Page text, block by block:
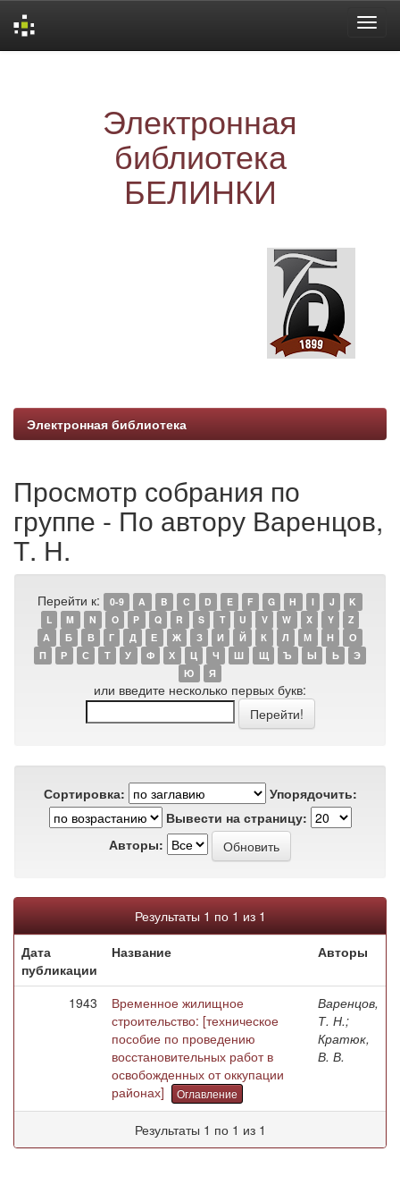
Электронная
библиотека
БЕЛИНКИ
Электронная библиотека
Просмотр собрания по
группе - По автору Варенцов,
Т. Н.
Перейти к: 0-9 A B C D E F G H I J
K
L
M N O P Q R S T U V W X Y
Z
А
Б В Г Д Е Ж З И Й К Л М Н
О
П
Р С Т У Ф Х Ц Ч Ш Щ Ъ Ы Ь
Э
Ю
Я
или введите несколько первых букв:
Сортировка:
Упорядочить:
Вывести на страницу:
Авторы:
Результаты 1 по 1 из 1
Дата
публикации
Название Авторы
1943
Временное жилищное
строительство: [техническое
пособие по проведению
восстановительных работ в
освобожденных от оккупации
районах]
Оглавление
Варенцов,
Т. Н.;
Кратюк,
В. В.
Результаты 1 по 1 из 1